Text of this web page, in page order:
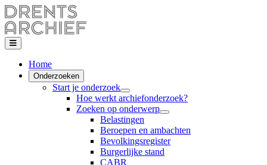
Home
Onderzoeken
Start je onderzoek
Hoe werkt archiefonderzoek?
Zoeken op onderwerp
Belastingen
Beroepen en ambachten
Bevolkingsregister
Burgerlijke stand
CABR